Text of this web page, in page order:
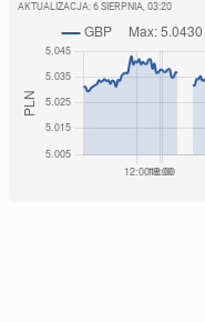
AKTUALIZACJA: 6 SIERPNIA, 03:20